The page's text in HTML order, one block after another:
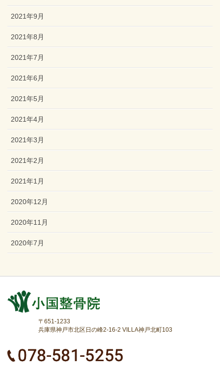
2021年9月
2021年8月
2021年7月
2021年6月
2021年5月
2021年4月
2021年3月
2021年2月
2021年1月
2020年12月
2020年11月
2020年7月
〒651-1233
兵庫県神戸市北区日の峰2-16-2 VILLA神戸北町103